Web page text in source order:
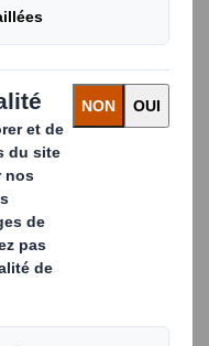
de recyclage
de recyclage,
des processus de
suivant un principe
d'aller à l'essentiel.
des services
et de produire
le niveau de